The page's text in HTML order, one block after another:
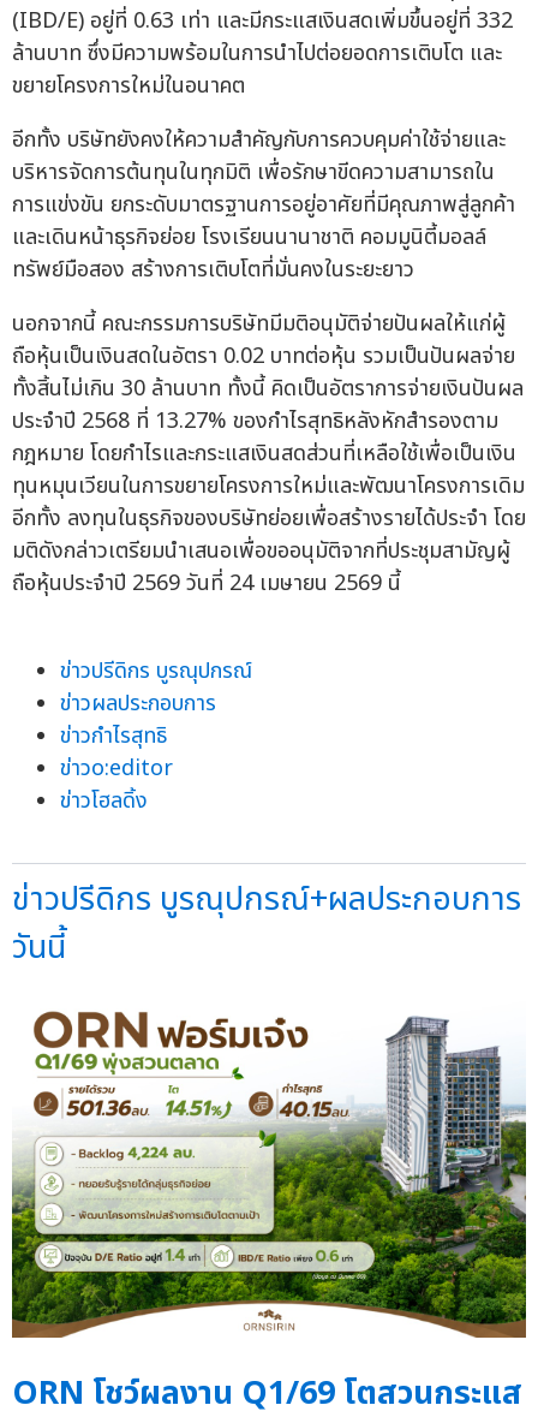
(IBD/E) อยู่ที่ 0.63 เท่า และมีกระแสเงินสดเพิ่มขึ้นอยู่ที่ 332
ล้านบาท ซึ่งมีความพร้อมในการนำไปต่อยอดการเติบโต และ
ขยายโครงการใหม่ในอนาคต
อีกทั้ง บริษัทยังคงให้ความสำคัญกับการควบคุมค่าใช้จ่ายและ
บริหารจัดการต้นทุนในทุกมิติ เพื่อรักษาขีดความสามารถใน
การแข่งขัน ยกระดับมาตรฐานการอยู่อาศัยที่มีคุณภาพสู่ลูกค้า
และเดินหน้าธุรกิจย่อย โรงเรียนนานาชาติ คอมมูนิตี้มอลล์
ทรัพย์มือสอง สร้างการเติบโตที่มั่นคงในระยะยาว
นอกจากนี้ คณะกรรมการบริษัทมีมติอนุมัติจ่ายปันผลให้แก่ผู้
ถือหุ้นเป็นเงินสดในอัตรา 0.02 บาทต่อหุ้น รวมเป็นปันผลจ่าย
ทั้งสิ้นไม่เกิน 30 ล้านบาท ทั้งนี้ คิดเป็นอัตราการจ่ายเงินปันผล
ประจำปี 2568 ที่ 13.27% ของกำไรสุทธิหลังหักสำรองตาม
กฎหมาย โดยกำไรและกระแสเงินสดส่วนที่เหลือใช้เพื่อเป็นเงิน
ทุนหมุนเวียนในการขยายโครงการใหม่และพัฒนาโครงการเดิม
อีกทั้ง ลงทุนในธุรกิจของบริษัทย่อยเพื่อสร้างรายได้ประจำ โดย
มติดังกล่าวเตรียมนำเสนอเพื่อขออนุมัติจากที่ประชุมสามัญผู้
ถือหุ้นประจำปี 2569 วันที่ 24 เมษายน 2569 นี้
ข่าวปรีดิกร บูรณุปกรณ์
ข่าวผลประกอบการ
ข่าวกำไรสุทธิ
ข่าวo:editor
ข่าวโฮลดิ้ง
ข่าวปรีดิกร บูรณุปกรณ์+ผลประกอบการ
วันนี้
ORN โชว์ผลงาน Q1/69 โตสวนกระแส